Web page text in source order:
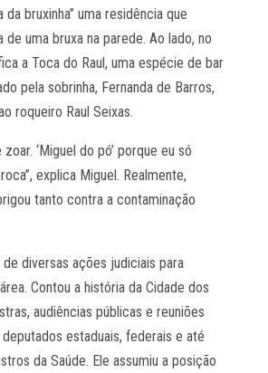
da bruxinha” uma residência que
de uma bruxa na parede. Ao lado, no
a Toca do Raul, uma espécie de bar
pela sobrinha, Fernanda de Barros,
roqueiro Raul Seixas.
‘Miguel do pó’ porque eu só
explica Miguel. Realmente,
tanto contra a contaminação
diversas ações judiciais para
Contou a história da Cidade dos
audiências públicas e reuniões
estaduais, federais e até
da Saúde. Ele assumiu a posição